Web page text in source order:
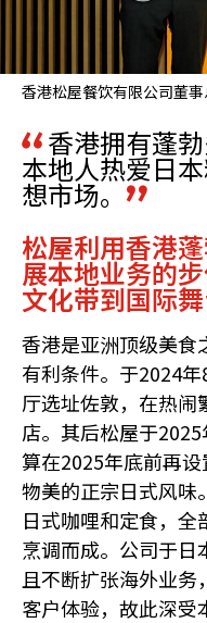
香港松屋餐饮有限公司董
香港拥有蓬
本地人热爱日
想市场。
松屋利用香港
展本地业务的
文化带到国际舞
香港是亚洲顶级美食
有利条件。于2024
厅选址佐敦，在热闹
店。其后松屋于
算在2025年底前再
物美的正宗日式风味
日式咖哩和定食，
烹调而成。公司于日
且不断扩张海外业
客户体验，故此深受